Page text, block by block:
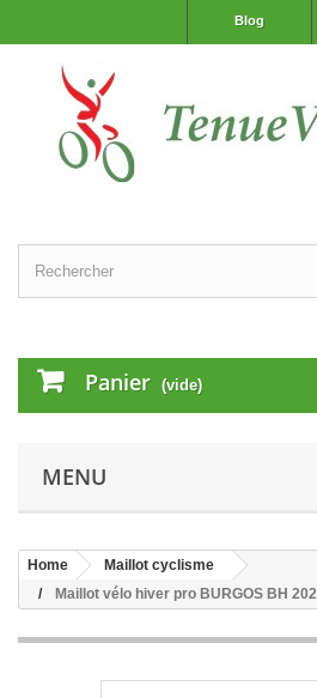
Blog
Panier (vide)
MENU
Home
Maillot cyclisme
Maillot vélo hiver pro BURGOS BH